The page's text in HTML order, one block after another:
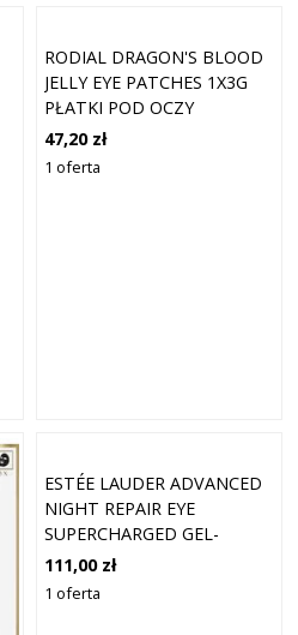
RODIAL DRAGON'S BLOOD
JELLY EYE PATCHES 1X3G
PŁATKI POD OCZY
47,20 zł
1 oferta
ESTÉE LAUDER ADVANCED
NIGHT REPAIR EYE
SUPERCHARGED GEL-
CREME SYNCRONIZED
MULTI-RECOVERY (5 ML)
111,00 zł
1 oferta